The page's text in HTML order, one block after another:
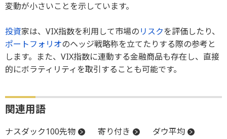
変動が小さいことを示しています。
投資家は、VIX指数を利用して市場のリスクを評価したり、
ポートフォリオのヘッジ戦略称を立てたりする際の参考と
します。また、VIX指数に連動する金融商品も存在し、直接
的にボラティリティを取引することも可能です。
関連用語
ナスダック100先物 寄り付き ダウ平均